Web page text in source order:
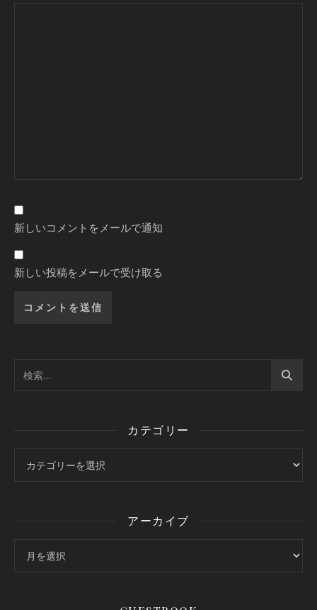
新しいコメントをメールで通知
新しい投稿をメールで受け取る
カテゴリー
アーカイブ